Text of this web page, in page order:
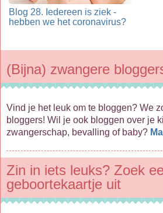
Blog 28. Iedereen is ziek -
hebben we het coronavirus?
(Bijna) zwangere
Vind je het leuk om te bloggen? We
bloggers! Wil je ook bloggen over je
zwangerschap, bevalling of baby?
Zin in iets leuks? Zoek
geboortekaartje uit